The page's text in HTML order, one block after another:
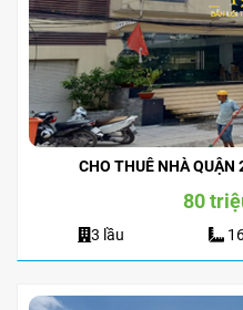
CHO THUÊ NHÀ
80
3 lầu